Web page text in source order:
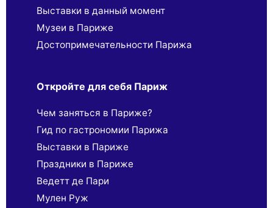
Выставки в данный момент
Музеи в Париже
Достопримечательности Парижа
Откройте для себя Париж
Чем заняться в Париже?
Гид по гастрономии Парижа
Выставки в Париже
Праздники в Париже
Ведетт де Пари
Мулен Руж